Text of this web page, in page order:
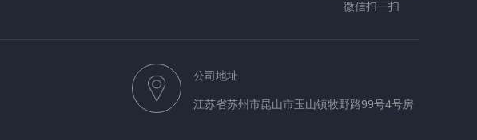
微信扫一扫
公司地址
江苏省苏州市昆山市玉山镇牧野路99号4号房